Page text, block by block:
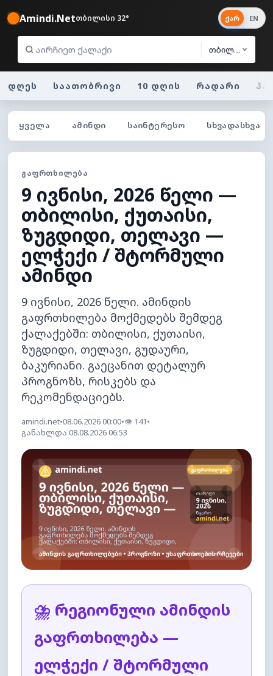
Amindi.Netთბილისი 32°
თბილისი
ქარ EN
დღეს საათობრივი 10 დღის რადარი
ᲧᲕᲔᲚᲐ ᲐᲛᲘᲜᲓᲘ ᲡᲐᲘᲜᲢᲔᲠᲔᲡᲝ ᲡᲮᲕᲐᲓᲐᲡᲮᲕᲐ
ᲒᲐᲤᲠᲗᲮᲘᲚᲔᲑᲐ
9 ივნისი, 2026 წელი —
თბილისი, ქუთაისი,
ზუგდიდი, თელავი —
ელჭექი / შტორმული
ამინდი
9 ივნისი, 2026 წელი. ამინდის
გაფრთხილება მოქმედებს შემდეგ
ქალაქებში: თბილისი, ქუთაისი,
ზუგდიდი, თელავი, გუდაური,
ბაკურიანი. გაეცანით დეტალურ
პროგნოზს, რისკებს და
რეკომენდაციებს.
amindi.net•08.06.2026 00:00•👁 141•
განახლდა 08.08.2026 06:53
⛈️ რეგიონული ამინდის
გაფრთხილება —
ელჭექი / შტორმული